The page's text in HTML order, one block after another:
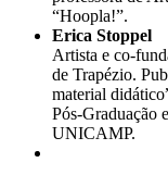
“Hoopla!”.
Erica Stoppel
Artista e co-
de Trapézio.
material
Pós-Graduação
UNICAMP.